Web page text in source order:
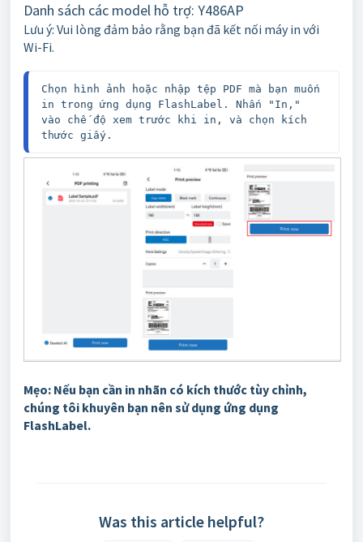
Danh sách các model hỗ trợ: Y486AP
Lưu ý: Vui lòng đảm bảo rằng bạn đã kết nối máy in với
Wi-Fi.
Chọn hình ảnh hoặc nhập tệp PDF mà bạn muốn
in trong ứng dụng FlashLabel. Nhấn "In,"
vào chế độ xem trước khi in, và chọn kích
thước giấy.
Mẹo: Nếu bạn cần in nhãn có kích thước tùy chỉnh,
chúng tôi khuyên bạn nên sử dụng ứng dụng
FlashLabel.
Was this article helpful?